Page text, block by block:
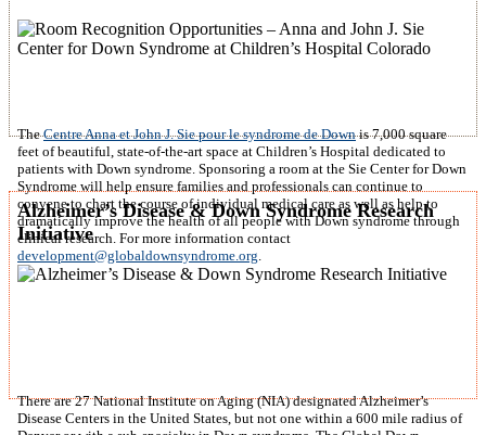
TheCentre Anna et John J. Sie pour le syndrome de Downis 7,000 square
feet of beautiful, state-of-the-art space at Children’s Hospital dedicated to
patients with Down syndrome. Sponsoring a room at the Sie Center for Down
Syndrome will help ensure families and professionals can continue to
convene to chart the course of individual medical care as well as help to
dramatically improve the health of all people with Down syndrome through
clinical research. For more information contact
development@globaldownsyndrome.org
Alzheimer’s Disease & Down Syndrome Research
Initiative
There are 27 National Institute on Aging (NIA) designated Alzheimer’s
Disease Centers in the United States, but not one within a 600 mile radius of